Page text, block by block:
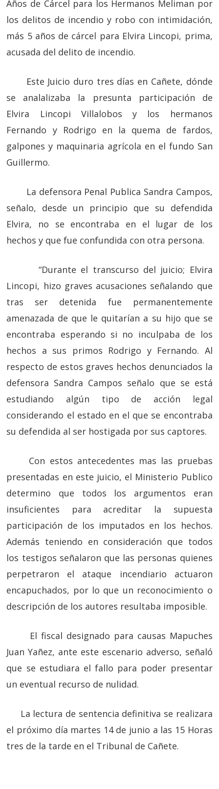
Años de Cárcel para los Hermanos Meliman por
los delitos de incendio y robo con intimidación,
más 5 años de cárcel para Elvira Lincopi, prima,
acusada del delito de incendio.
Este Juicio duro tres días en Cañete, dónde
se analalizaba la presunta participación de
Elvira Lincopi Villalobos y los hermanos
Fernando y Rodrigo en la quema de fardos,
galpones y maquinaria agrícola en el fundo San
Guillermo.
La defensora Penal Publica Sandra Campos,
señalo, desde un principio que su defendida
Elvira, no se encontraba en el lugar de los
hechos y que fue confundida con otra persona.
“Durante el transcurso del juicio; Elvira
Lincopi, hizo graves acusaciones señalando que
tras ser detenida fue permanentemente
amenazada de que le quitarían a su hijo que se
encontraba esperando si no inculpaba de los
hechos a sus primos Rodrigo y Fernando. Al
respecto de estos graves hechos denunciados la
defensora Sandra Campos señalo que se está
estudiando algún tipo de acción legal
considerando el estado en el que se encontraba
su defendida al ser hostigada por sus captores.
Con estos antecedentes mas las pruebas
presentadas en este juicio, el Ministerio Publico
determino que todos los argumentos eran
insuficientes para acreditar la supuesta
participación de los imputados en los hechos.
Además teniendo en consideración que todos
los testigos señalaron que las personas quienes
perpetraron el ataque incendiario actuaron
encapuchados, por lo que un reconocimiento o
descripción de los autores resultaba imposible.
El fiscal designado para causas Mapuches
Juan Yañez, ante este escenario adverso, señaló
que se estudiara el fallo para poder presentar
un eventual recurso de nulidad.
La lectura de sentencia definitiva se realizara
el próximo día martes 14 de junio a las 15 Horas
tres de la tarde en el Tribunal de Cañete.